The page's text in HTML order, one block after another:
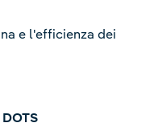
e l'efficienza dei